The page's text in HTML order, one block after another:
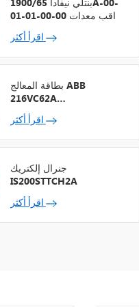
بنتلي نيفادا 1900/65A-00-
01-01-00-00 مراقب معدات
الأغراض العامة
بطاقة المعالج ABB
216VC62A
HESG324442R13
جنرال إلكتريك
IS200STTCH2A